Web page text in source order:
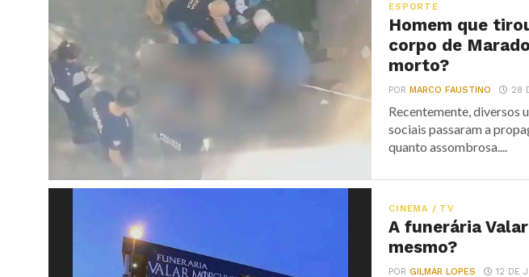
ESPORTE
Homem que
corpo de
morto?
PORMARCO FAUSTINO 28
Recentemente, diversos
sociais passaram a
quanto assombrosa....
CINEMA / TV
A funerária
mesmo?
PORGILMAR LOPES 12 DE